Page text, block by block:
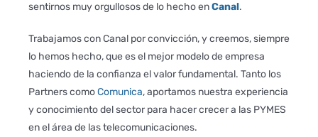
sentirnos muy orgullosos de lo hecho enCanal.
Trabajamos con Canal por convicción, y creemos, siempre
lo hemos hecho, que es el mejor modelo de empresa
haciendo de la confianza el valor fundamental. Tanto los
Partners comoComunica, aportamos nuestra experiencia
y conocimiento del sector para hacer crecer a las PYMES
en el área de las telecomunicaciones.